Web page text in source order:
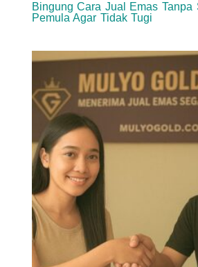
Bingung Cara Jual Emas Tanpa
Pemula Agar Tidak Tugi